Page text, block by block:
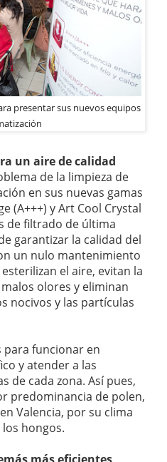
presentar sus nuevos equipos
un aire de calidad
de la limpieza de
en sus nuevas gamas
(A+++) y Art Cool Crystal
de filtrado de última
garantizar la calidad del
un nulo mantenimiento
el aire, evitan la
olores y eliminan
nocivos y las partículas
para funcionar en
y atender a las
de cada zona. Así pues,
predominancia de polen,
Valencia, por su clima
hongos.